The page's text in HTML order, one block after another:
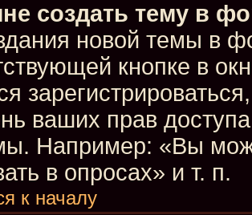
создать тему в
новой темы в
кнопке в
ваших прав
Например: «Вы
в опросах» и т. п.
к началу